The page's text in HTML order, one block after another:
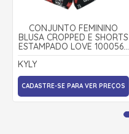
CONJUNTO FEMININO
BLUSA CROPPED E SHORTS
ESTAMPADO LOVE 1000568
- KYLY
KYLY
CADASTRE-SE PARA VER PREÇOS